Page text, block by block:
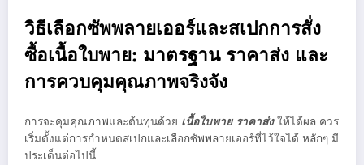
วิธีเลือกซัพพลายเออร์และสเปกการสั่ง
ซื้อเนื้อใบพาย: มาตรฐาน ราคาส่ง และ
การควบคุมคุณภาพจริงจัง
การจะคุมคุณภาพและต้นทุนด้วย เนื้อใบพาย ราคาส่งให้ได้ผล ควร
เริ่มตั้งแต่การกำหนดสเปกและเลือกซัพพลายเออร์ที่ไว้ใจได้ หลักๆ มี
ประเด็นต่อไปนี้